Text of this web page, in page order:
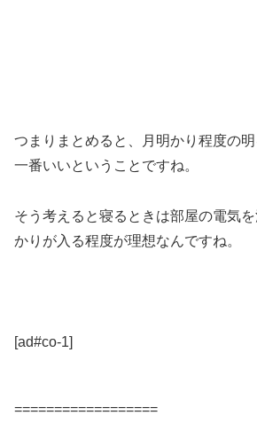
つまりまとめると、月明かり程度の
一番いいということですね。
そう考えると寝るときは部屋の電気
かりが入る程度が理想なんですね。
[ad#co-1]
==================